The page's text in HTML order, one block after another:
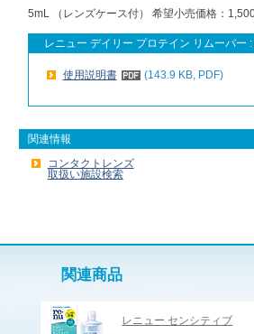
5mL （レンズケース付） 希望小売価格：1,500
レニュー デイリー プロテイン リムーバー :
使用説明書 (143.9 KB, PDF)
関連情報
コンタクトレンズ
取扱い施設検索
関連商品
レニュー センシティブ